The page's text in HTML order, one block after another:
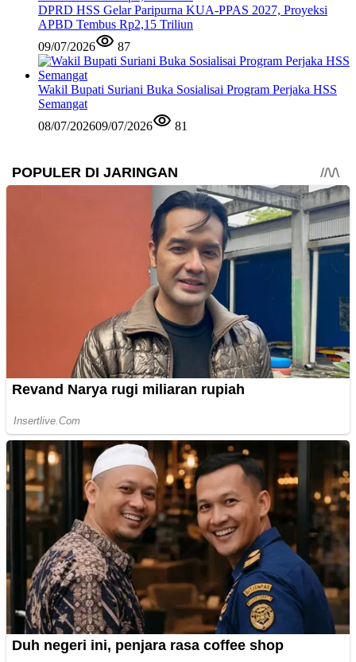
DPRD HSS Gelar Paripurna KUA-PPAS 2027, Proyeksi
APBD Tembus Rp2,15 Triliun
09/07/2026
87
Wakil Bupati Suriani Buka Sosialisai Program Perjaka HSS
Semangat
08/07/202609/07/2026 81